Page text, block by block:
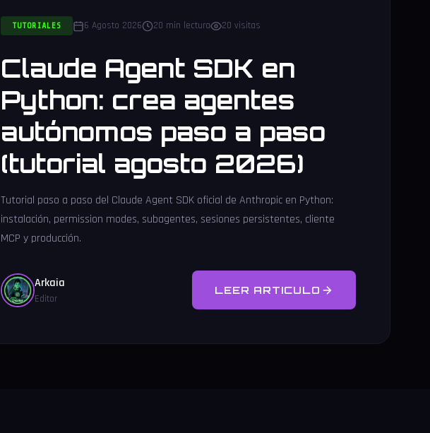
TUTORIALES
6 Agosto 2026 20 min lectura 20 visitas
Claude Agent SDK en
Python: crea agentes
autónomos paso a paso
(tutorial agosto 2026)
Tutorial paso a paso del Claude Agent SDK oficial de Anthropic en Python:
instalación, permission modes, subagentes, sesiones persistentes, cliente
MCP y producción.
Arkaia
Editor
LEER ARTICULO